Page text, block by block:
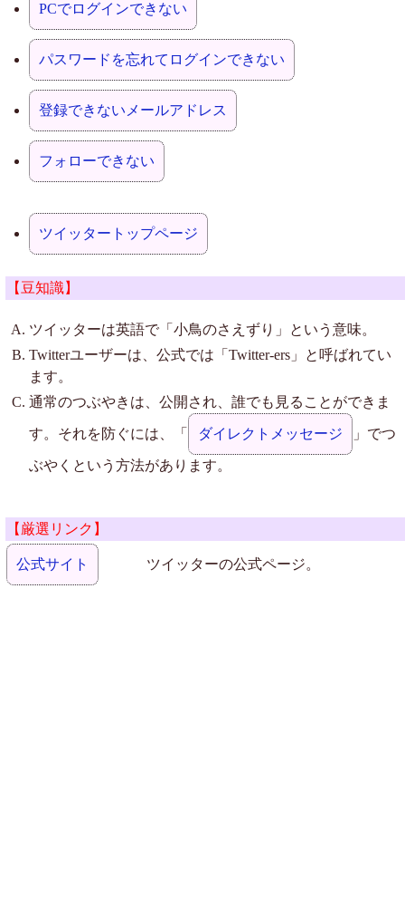
PCでログインできない
パスワードを忘れてログインできない
登録できないメールアドレス
フォローできない
ツイッタートップページ
【豆知識】
ツイッターは英語で「小鳥のさえずり」という意味。
Twitterユーザーは、公式では「Twitter-ers」と呼ばれてい
ます。
通常のつぶやきは、公開され、誰でも見ることができま
す。それを防ぐには、「 ダイレクトメッセージ 」でつ
ぶやくという方法があります。
【厳選リンク】
公式サイト ツイッターの公式ページ。